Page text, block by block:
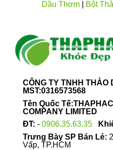
biến
tùy
chọn
có
được
chọn
trên
trang
sản
Dầu Thơm
Bột
CÔNG TY TNHH THẢO
MST:0316573568
Tên Quốc
COMPANY LIMITED
ĐT: - 0906.35.63.35
Trưng Bày SP Bán Lẻ:
Vấp, TP.HCM